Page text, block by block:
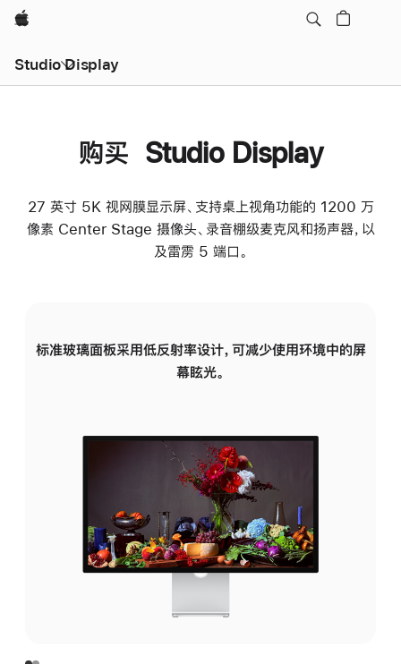
Apple
Studio Display
购买 Studio Display
27 英寸 5K 视网膜显示屏、支持桌上视角功能的 1200 万
像素 Center Stage 摄像头、录音棚级麦克风和扬声器，以
及雷雳 5 端口。
标准玻璃面板采用低反射率设计，可减少使用环境中的屏
幕眩光。